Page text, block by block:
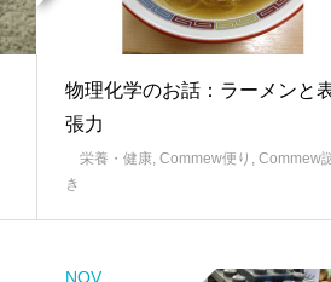
物理化学のお話：ラーメンと
張力
栄養・健康, Commew便り , Commew
き
NOV